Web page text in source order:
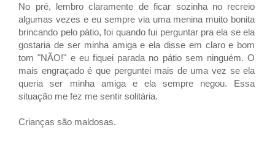
No pré, lembro claramente de ficar sozinha no recreio
algumas vezes e eu sempre via uma menina muito bonita
brincando pelo pátio, foi quando fui perguntar pra ela se ela
gostaria de ser minha amiga e ela disse em claro e bom
tom "NÃO!" e eu fiquei parada no pátio sem ninguém. O
mais engraçado é que perguntei mais de uma vez se ela
queria ser minha amiga e ela sempre negou. Essa
situação me fez me sentir solitária.
Crianças são maldosas.